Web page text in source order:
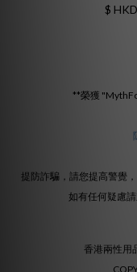
$ HKD
**榮獲
提防詐騙，請您提高警覺
如有任何疑慮
香港兩性用